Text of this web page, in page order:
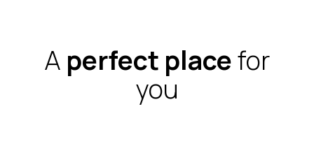
A perfect placefor
you